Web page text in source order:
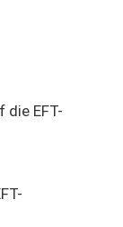
die EFT-